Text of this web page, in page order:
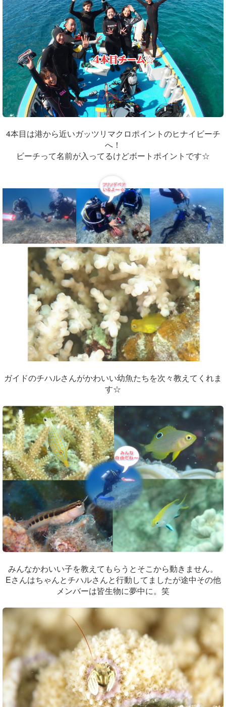
4本目は港から近いガッツリマクロポイントのヒナイビーチ
へ！
ビーチって名前が入ってるけどボートポイントです☆
ガイドのチハルさんがかわいい幼魚たちを次々教えてくれま
す☆
みんなかわいい子を教えてもらうとそこから動きません。
Eさんはちゃんとチハルさんと行動してましたが途中その他
メンバーは皆生物に夢中に。笑